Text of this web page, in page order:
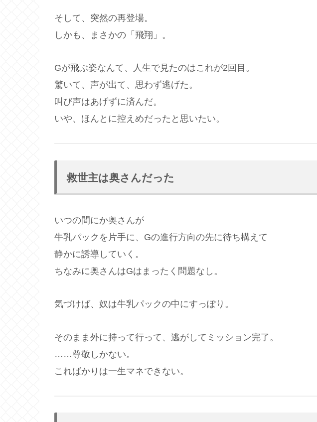
そして、突然の再登場。
しかも、まさかの「飛翔」。
Gが飛ぶ姿なんて、人生で見たのはこれが2回目。
驚いて、声が出て、思わず逃げた。
叫び声はあげずに済んだ。
いや、ほんとに控えめだったと思いたい。
救世主は奥さんだった
いつの間にか奥さんが
牛乳パックを片手に、Gの進行方向の先に待ち構えて
静かに誘導していく。
ちなみに奥さんはGはまったく問題なし。
気づけば、奴は牛乳パックの中にすっぽり。
そのまま外に持って行って、逃がしてミッション完了。
……尊敬しかない。
こればかりは一生マネできない。